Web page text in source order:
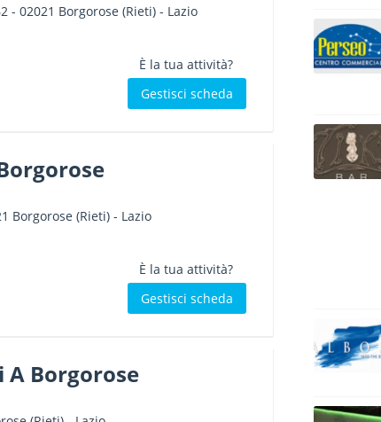
- 02021 Borgorose(Rieti) - Lazio
È la tua attività?
Gestisci scheda
Borgorose(Rieti) - Lazio
È la tua attività?
Gestisci scheda
A Borgorose